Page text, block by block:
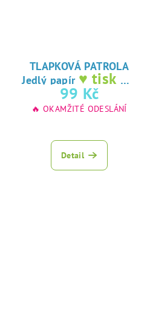
TLAPKOVÁ PATROLA
Jedlý papír ♥ tisk na
jedlý papír
99 Kč
🔥 OKAMŽITÉ ODESLÁNÍ
Detail